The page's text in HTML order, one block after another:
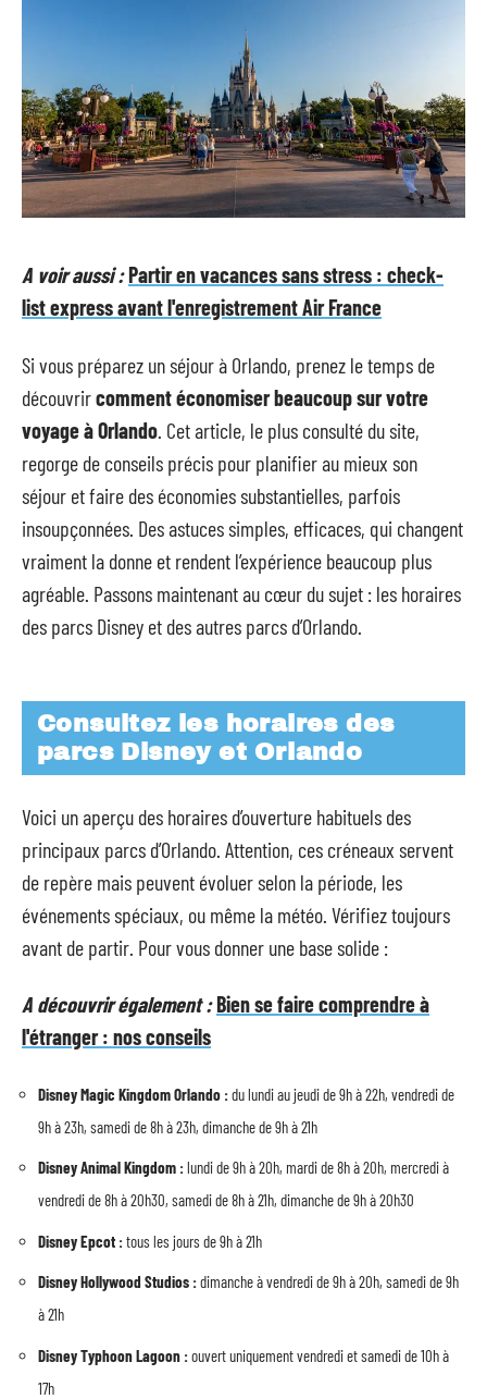
A voir aussi :Partir en vacances sans stress : check-
list express avant l'enregistrement Air France
Si vous préparez un séjour à Orlando, prenez le temps de
découvrircomment économiser beaucoup sur votre
voyage à Orlando . Cet article, le plus consulté du site,
regorge de conseils précis pour planifier au mieux son
séjour et faire des économies substantielles, parfois
insoupçonnées. Des astuces simples, efficaces, qui changent
vraiment la donne et rendent l’expérience beaucoup plus
agréable. Passons maintenant au cœur du sujet : les horaires
des parcs Disney et des autres parcs d’Orlando.
Consultez les horaires des
parcs Disney et Orlando
Voici un aperçu des horaires d’ouverture habituels des
principaux parcs d’Orlando. Attention, ces créneaux servent
de repère mais peuvent évoluer selon la période, les
événements spéciaux, ou même la météo. Vérifiez toujours
avant de partir. Pour vous donner une base solide :
A découvrir également :Bien se faire comprendre à
l'étranger : nos conseils
Disney Magic Kingdom Orlando :du lundi au jeudi de 9h à 22h, vendredi de
9h à 23h, samedi de 8h à 23h, dimanche de 9h à 21h
Disney Animal Kingdom :lundi de 9h à 20h, mardi de 8h à 20h, mercredi à
vendredi de 8h à 20h30, samedi de 8h à 21h, dimanche de 9h à 20h30
Disney Epcot :tous les jours de 9h à 21h
Disney Hollywood Studios :dimanche à vendredi de 9h à 20h, samedi de 9h
à 21h
Disney Typhoon Lagoon :ouvert uniquement vendredi et samedi de 10h à
17h